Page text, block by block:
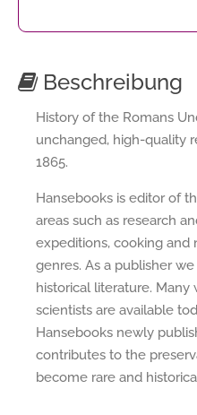
Beschreibung
History of the Romans
unchanged, high-quality
1865.
Hansebooks is editor of
areas such as research
expeditions, cooking and
genres. As a publisher
historical literature. Many
scientists are available
Hansebooks newly
contributes to the
become rare and